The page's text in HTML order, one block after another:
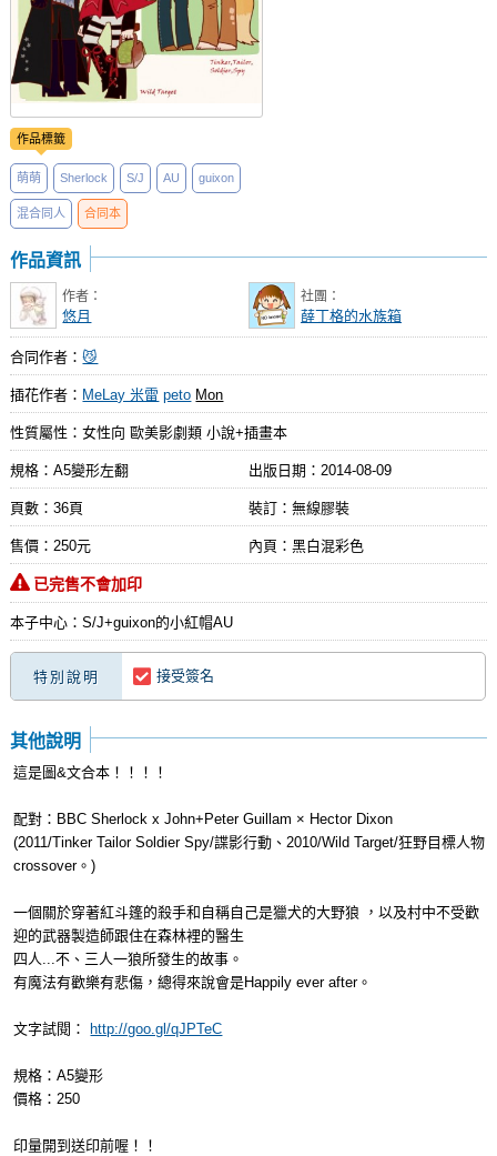
作品標籤
萌萌 Sherlock S/J AU guixon
混合同人 合同本
作品資訊
作者：
悠月
社團：
薛丁格的水族箱
合同作者：😼
插花作者： MeLay 米雷 peto Mon
性質屬性：女性向 歐美影劇類 小說+插畫本
規格：A5變形左翻 出版日期： 2014-08-09
頁數：36頁 裝訂：無線膠裝
售價：250元 內頁：黑白混彩色
已完售不會加印
本子中心：S/J+guixon的小紅帽AU
特別說明 接受簽名
其他說明
這是圖&文合本！！！！
配對：BBC Sherlock x John+Peter Guillam × Hector Dixon
(2011/Tinker Tailor Soldier Spy/諜影行動、2010/Wild Target/狂野目標人物
crossover。)
一個關於穿著紅斗篷的殺手和自稱自己是獵犬的大野狼 ，以及村中不受歡
迎的武器製造師跟住在森林裡的醫生
四人...不、三人一狼所發生的故事。
有魔法有歡樂有悲傷，總得來說會是Happily ever after。
文字試閱： http://goo.gl/qJPTeC
規格：A5變形
價格：250
印量開到送印前喔！！